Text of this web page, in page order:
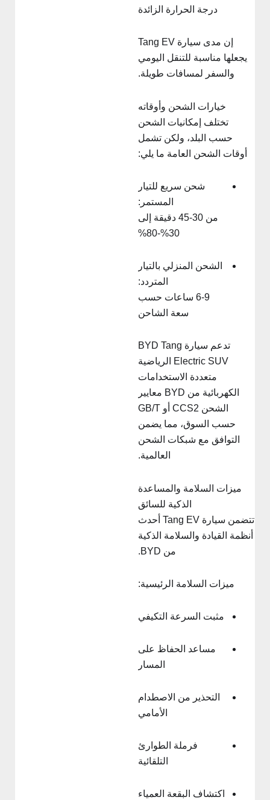
درجة الحرارة الزائدة
إن مدى سيارة Tang EV
يجعلها مناسبة للتنقل اليومي
والسفر لمسافات طويلة.
خيارات الشحن وأوقاته
تختلف إمكانيات الشحن
حسب البلد، ولكن تشمل
أوقات الشحن العامة ما يلي:
شحن سريع للتيار
المستمر:
من 30-45 دقيقة إلى
الشحن المنزلي بالتيار
المتردد:
6-9 ساعات حسب
سعة الشاحن
تدعم سيارة BYD Tang
Electric SUV الرياضية
متعددة الاستخدامات
الكهربائية من BYD معايير
الشحن CCS2 أو GB/T
حسب السوق، مما يضمن
التوافق مع شبكات الشحن
العالمية.
ميزات السلامة والمساعدة
الذكية للسائق
تتضمن سيارة Tang EV أحدث
أنظمة القيادة والسلامة الذكية
ميزات السلامة الرئيسية:
مثبت السرعة التكيفي
مساعد الحفاظ على
المسار
التحذير من الاصطدام
الأمامي
فرملة الطوارئ
التلقائية
اكتشاف البقعة العمياء